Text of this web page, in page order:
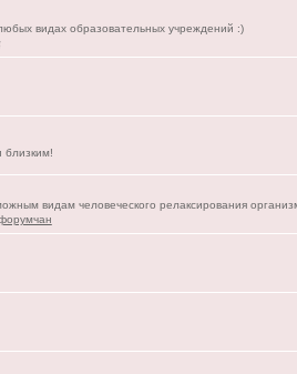
видах образовательных учреждений :)
близким!
видам человеческого релаксирования